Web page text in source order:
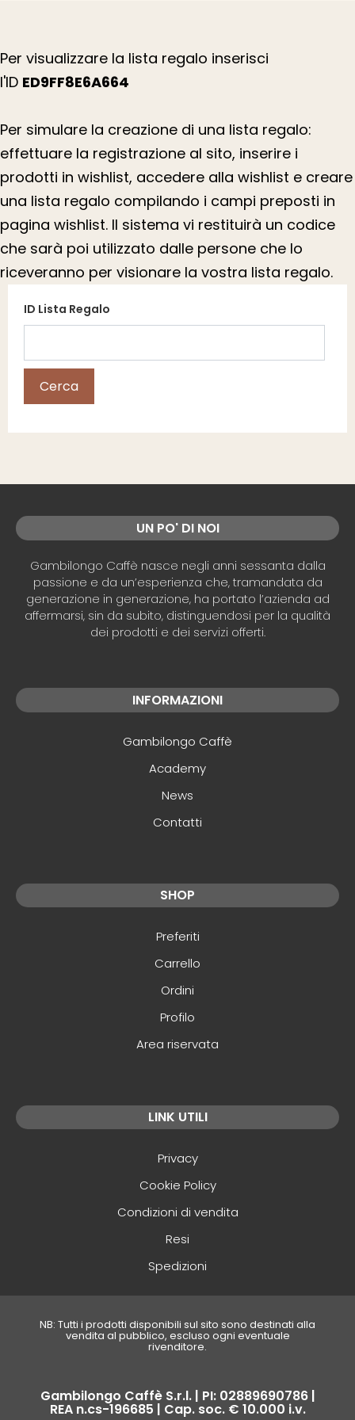
Per visualizzare la lista regalo inserisci
l'ID ED9FF8E6A664
Per simulare la creazione di una lista regalo:
effettuare la registrazione al sito, inserire i
prodotti in wishlist, accedere alla wishlist e creare
una lista regalo compilando i campi preposti in
pagina wishlist. Il sistema vi restituirà un codice
che sarà poi utilizzato dalle persone che lo
riceveranno per visionare la vostra lista regalo.
ID Lista Regalo
Cerca
UN PO' DI NOI
Gambilongo Caffè nasce negli anni sessanta dalla
passione e da un’esperienza che, tramandata da
generazione in generazione, ha portato l’azienda ad
affermarsi, sin da subito, distinguendosi per la qualità
dei prodotti e dei servizi offerti.
INFORMAZIONI
Gambilongo Caffè
Academy
News
Contatti
SHOP
Preferiti
Carrello
Ordini
Profilo
Area riservata
LINK UTILI
Privacy
Cookie Policy
Condizioni di vendita
Resi
Spedizioni
NB: Tutti i prodotti disponibili sul sito sono destinati alla
vendita al pubblico, escluso ogni eventuale
rivenditore.
Gambilongo Caffè S.r.l. | PI: 02889690786 |
REA n.cs-196685 | Cap. soc. € 10.000 i.v.